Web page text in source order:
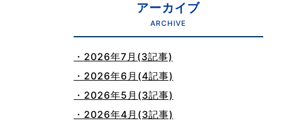
アーカイブ
ARCHIVE
・2026年7月(3記事)
・2026年6月(4記事)
・2026年5月(3記事)
・2026年4月(3記事)